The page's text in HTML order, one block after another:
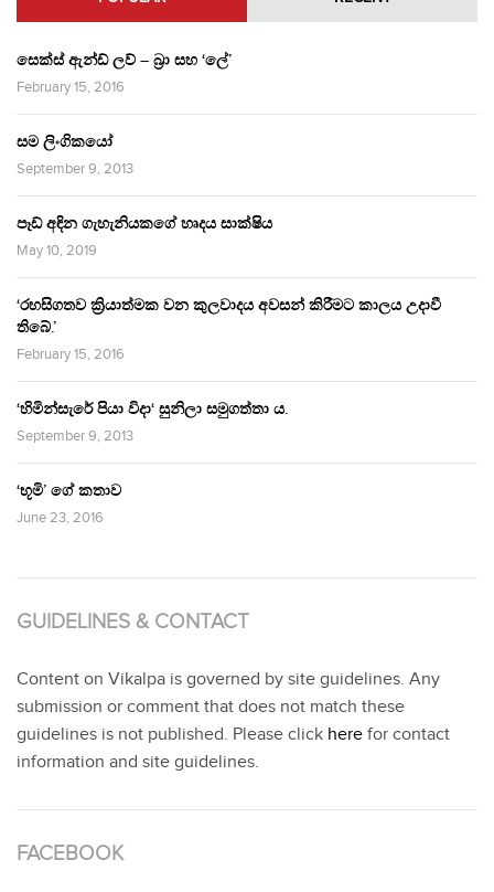
සෙක්ස් ඇන්ඩ් ලව් – බ්‍රා සහ ‘ලේ’
February 15, 2016
සම ලිංගිකයෝ
September 9, 2013
පෑඩ් අඳින ගැහැනියකගේ හෘදය සාක්ෂිය
May 10, 2019
‘රහසිගතව ක්‍රියාත්මක වන කුලවාදය අවසන් කිරීමට කාලය උදාවී
තිබේ.’
February 15, 2016
‘හිමින්සැරේ පියා විදා‘ සුනිලා සමුගත්තා ය.
September 9, 2013
‘භූමි’ ගේ කතාව
June 23, 2016
GUIDELINES & CONTACT
Content on Vikalpa is governed by site guidelines. Any
submission or comment that does not match these
guidelines is not published. Please click here for contact
information and site guidelines.
FACEBOOK